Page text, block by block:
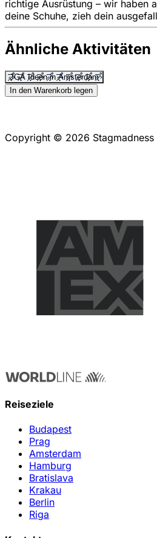
richtige Ausrüstung – wir haben
deine Schuhe, zieh dein
Ähnliche Aktivitäten
JGA Ideen in Amsterdam
In den Warenkorb legen
Copyright © 2026 Stagmadness
Reiseziele
Budapest
Prag
Amsterdam
Hamburg
Bratislava
Krakau
Berlin
Riga